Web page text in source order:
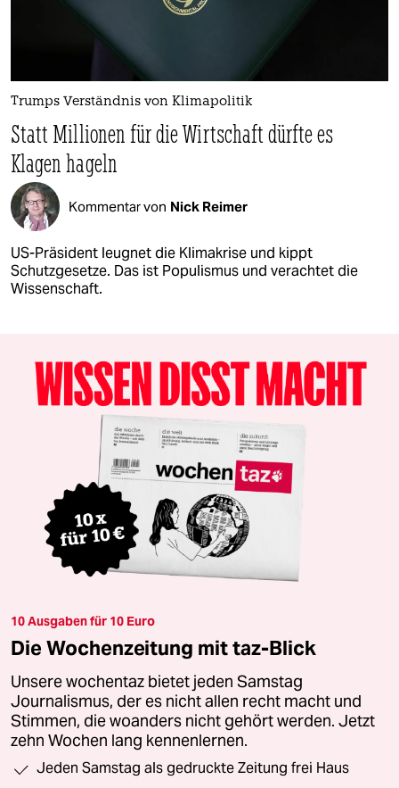
Trumps Verständnis von Klimapolitik
Statt Millionen für die Wirtschaft dürfte es
Klagen hageln
Kommentar von Nick Reimer
US-Präsident leugnet die Klimakrise und kippt
Schutzgesetze. Das ist Populismus und verachtet die
Wissenschaft.
10 Ausgaben für 10 Euro
Die Wochenzeitung mit taz-Blick
Unsere wochentaz bietet jeden Samstag
Journalismus, der es nicht allen recht macht und
Stimmen, die woanders nicht gehört werden. Jetzt
zehn Wochen lang kennenlernen.
Jeden Samstag als gedruckte Zeitung frei Haus